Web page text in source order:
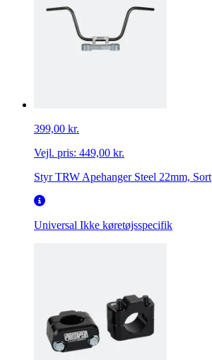
399,00 kr.
Vejl. pris: 449,00 kr.
Styr TRW Apehanger Steel 22mm, Sort
Universal Ikke køretøjsspecifik